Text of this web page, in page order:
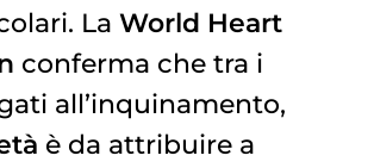
La World Heart
conferma che tra i
all’inquinamento,
è da attribuire a